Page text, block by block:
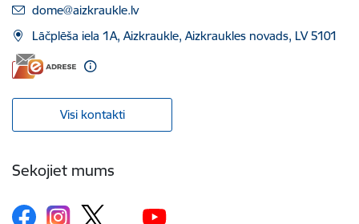
E-pasts:
dome@aizkraukle.lv
Lāčplēša iela 1A, Aizkraukle, Aizkraukles novads, LV 5101
Visi kontakti
Sekojiet mums